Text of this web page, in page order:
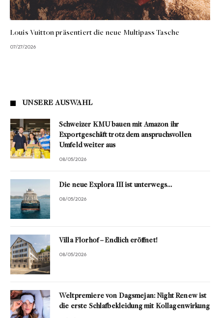
Louis Vuitton präsentiert die neue Multipass Tasche
07/27/2026
UNSERE AUSWAHL
Schweizer KMU bauen mit Amazon ihr
Exportgeschäft trotz dem anspruchsvollen
Umfeld weiter aus
08/05/2026
Die neue Explora III ist unterwegs…
08/05/2026
Villa Florhof – Endlich eröffnet!
08/05/2026
Weltpremiere von Dagsmejan: Night Renew ist
die erste Schlafbekleidung mit Kollagenwirkung